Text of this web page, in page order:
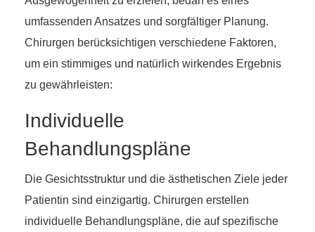
umfassenden Ansatzes und sorgfältiger Planung.
Chirurgen berücksichtigen verschiedene Faktoren,
um ein stimmiges und natürlich wirkendes Ergebnis
zu gewährleisten:
Individuelle
Behandlungspläne
Die Gesichtsstruktur und die ästhetischen Ziele jeder
Patientin sind einzigartig. Chirurgen erstellen
individuelle Behandlungspläne, die auf spezifische